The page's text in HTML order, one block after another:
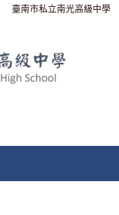
臺南市私立南光高級中學